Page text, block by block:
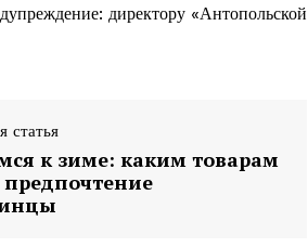
директору «Антопольской
статья
к зиме: каким товарам